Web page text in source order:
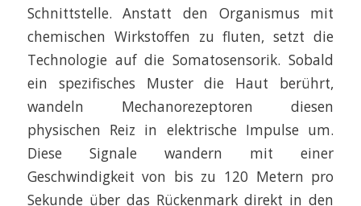
Schnittstelle. Anstatt den Organismus mit
chemischen Wirkstoffen zu fluten, setzt die
Technologie auf die Somatosensorik. Sobald
ein spezifisches Muster die Haut berührt,
wandeln Mechanorezeptoren diesen
physischen Reiz in elektrische Impulse um.
Diese Signale wandern mit einer
Geschwindigkeit von bis zu 120 Metern pro
Sekunde über das Rückenmark direkt in den